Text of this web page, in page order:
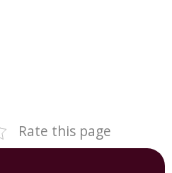
Rate this page